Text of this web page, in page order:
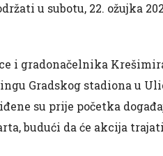
u subotu, 22. ožujka
i gradonačelnika
Gradskog stadiona u
su prije početka
budući da će akcija